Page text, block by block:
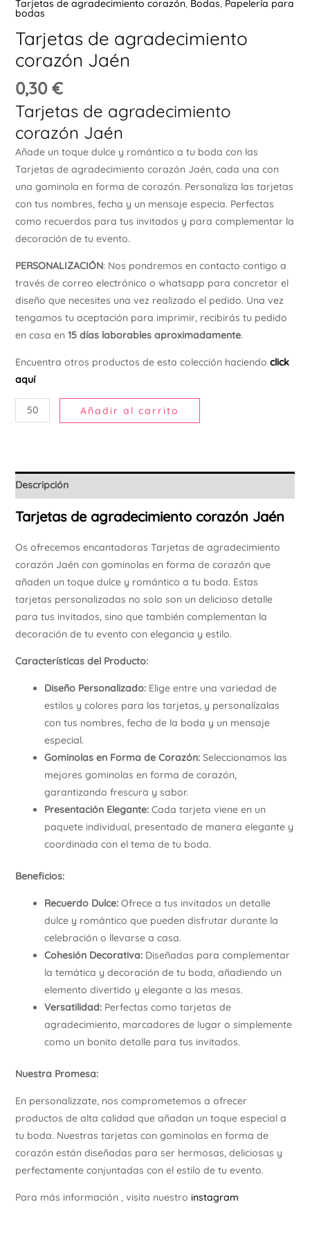
Tarjetas de agradecimiento corazón, Bodas, Papelería para
bodas
Tarjetas de agradecimiento
corazón Jaén
0,30 €
Tarjetas de agradecimiento
corazón Jaén
Añade un toque dulce y romántico a tu boda con las
Tarjetas de agradecimiento corazón Jaén, cada una con
una gominola en forma de corazón. Personaliza las tarjetas
con tus nombres, fecha y un mensaje especia. Perfectas
como recuerdos para tus invitados y para complementar la
decoración de tu evento.
PERSONALIZACIÓN: Nos pondremos en contacto contigo a
través de correo electrónico o whatsapp para concretar el
diseño que necesites una vez realizado el pedido. Una vez
tengamos tu aceptación para imprimir, recibirás tu pedido
en casa en 15 días laborables aproximadamente.
Encuentra otros productos de esta colección haciendo click
aquí
Añadir al carrito
Descripción
Tarjetas de agradecimiento corazón Jaén
Os ofrecemos encantadoras Tarjetas de agradecimiento
corazón Jaén con gominolas en forma de corazón que
añaden un toque dulce y romántico a tu boda. Estas
tarjetas personalizadas no solo son un delicioso detalle
para tus invitados, sino que también complementan la
decoración de tu evento con elegancia y estilo.
Características del Producto:
Diseño Personalizado:Elige entre una variedad de
estilos y colores para las tarjetas, y personalízalas
con tus nombres, fecha de la boda y un mensaje
especial.
Gominolas en Forma de Corazón:Seleccionamos las
mejores gominolas en forma de corazón,
garantizando frescura y sabor.
Presentación Elegante:Cada tarjeta viene en un
paquete individual, presentado de manera elegante y
coordinada con el tema de tu boda.
Beneficios:
Recuerdo Dulce:Ofrece a tus invitados un detalle
dulce y romántico que pueden disfrutar durante la
celebración o llevarse a casa.
Cohesión Decorativa:Diseñadas para complementar
la temática y decoración de tu boda, añadiendo un
elemento divertido y elegante a las mesas.
Versatilidad:Perfectas como tarjetas de
agradecimiento, marcadores de lugar o simplemente
como un bonito detalle para tus invitados.
Nuestra Promesa:
En personalizzate, nos comprometemos a ofrecer
productos de alta calidad que añadan un toque especial a
tu boda. Nuestras tarjetas con gominolas en forma de
corazón están diseñadas para ser hermosas, deliciosas y
perfectamente conjuntadas con el estilo de tu evento.
Para más información , visita nuestro instagram